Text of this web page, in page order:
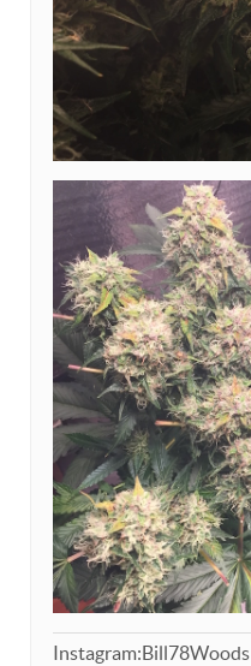
Instagram:Bill78Woods